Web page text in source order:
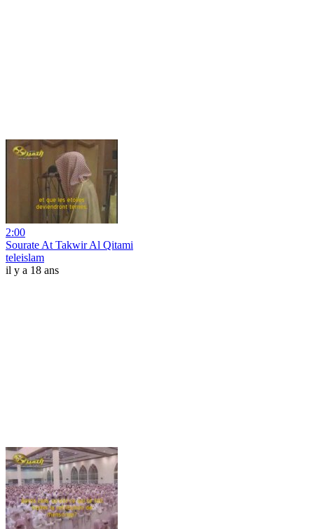
2:00
Sourate At Takwir Al Qitami
teleislam
il y a 18 ans